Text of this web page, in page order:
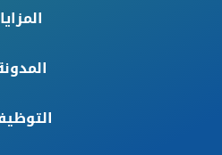
المزايا